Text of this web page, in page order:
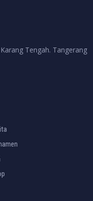
Tengah. Tangerang